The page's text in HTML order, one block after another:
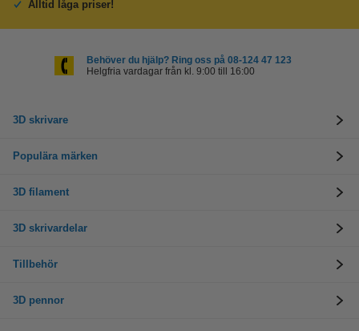
Alltid låga priser!
Behöver du hjälp? Ring oss på 08-124 47 123
Helgfria vardagar från kl. 9:00 till 16:00
3D skrivare
Populära märken
3D filament
3D skrivardelar
Tillbehör
3D pennor